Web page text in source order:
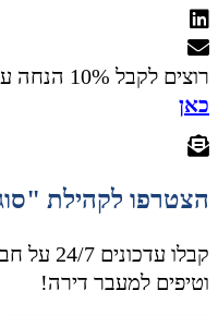
רוצים לקבל 10% הנחה על מגוון מוצרים באתר?
כאן
הצטרפו לקהילת
קבלו
וטיפים למעבר דירה!